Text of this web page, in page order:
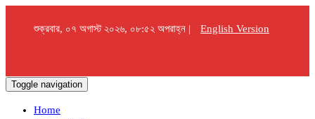
শুক্রবার, ০৭ অগাস্ট ২০২৬, ০৮:৫২ অপরাহ্ন | English Version
Toggle navigation
Home